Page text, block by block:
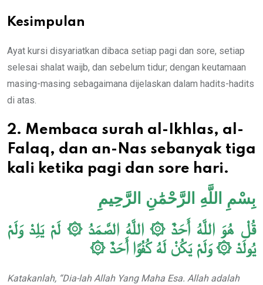
Kesimpulan
Ayat kursi disyariatkan dibaca setiap pagi dan sore, setiap
selesai shalat waijb, dan sebelum tidur; dengan keutamaan
masing-masing sebagaimana dijelaskan dalam hadits-hadits
di atas.
2. Membaca surah al-Ikhlas, al-
Falaq, dan an-Nas sebanyak tiga
kali ketika pagi dan sore hari.
بِسْمِ اللَّهِ الرَّحْمَٰنِ الرَّحِيمِ
قُلْ هُوَ اللَّهُ أَحَدٌ ۞ اللَّهُ الصَّمَدُ ۞ لَمْ يَلِدْ وَلَمْ
يُولَدْ ۞ وَلَمْ يَكُنْ لَهُ كُفُوًا أَحَدٌ ۞
Katakanlah, “Dia-lah Allah Yang Maha Esa. Allah adalah